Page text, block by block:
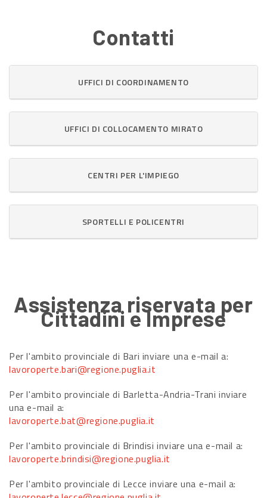
Contatti
UFFICI DI COORDINAMENTO
UFFICI DI COLLOCAMENTO MIRATO
CENTRI PER L'IMPIEGO
SPORTELLI E POLICENTRI
Assistenza riservata per
Cittadini e Imprese
Per l'ambito provinciale di Bari inviare una e-mail a:
lavoroperte.bari@regione.puglia.it
Per l'ambito provinciale di Barletta-Andria-Trani inviare
una e-mail a:
lavoroperte.bat@regione.puglia.it
Per l'ambito provinciale di Brindisi inviare una e-mail a:
lavoroperte.brindisi@regione.puglia.it
Per l'ambito provinciale di Lecce inviare una e-mail a: